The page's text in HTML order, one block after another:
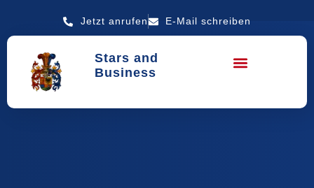
Jetzt anrufen E-Mail schreiben
Stars and
Business